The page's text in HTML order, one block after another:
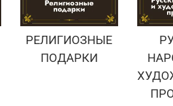
РЕЛИГИОЗНЫЕ
ПОДАРКИ